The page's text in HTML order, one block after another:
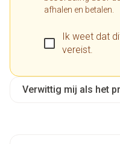
afhalen en betalen.
Ik weet dat
vereist.
Verwittig mij als het